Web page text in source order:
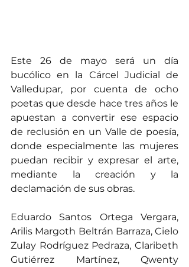
Este 26 de mayo será un día
bucólico en la Cárcel Judicial de
Valledupar, por cuenta de ocho
poetas que desde hace tres años le
apuestan a convertir ese espacio
de reclusión en un Valle de poesía,
donde especialmente las mujeres
puedan recibir y expresar el arte,
mediante la creación y la
declamación de sus obras.
Eduardo Santos Ortega Vergara,
Arilis Margoth Beltrán Barraza, Cielo
Zulay Rodríguez Pedraza, Claribeth
Gutiérrez Martínez, Qwenty